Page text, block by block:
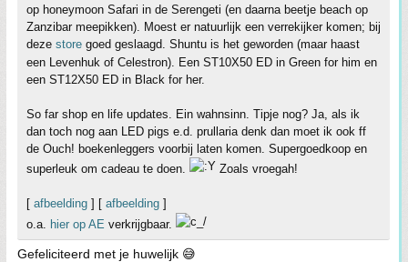
op honeymoon Safari in de Serengeti (en daarna beetje beach op
Zanzibar meepikken). Moest er natuurlijk een verrekijker komen; bij
deze store goed geslaagd. Shuntu is het geworden (maar haast
een Levenhuk of Celestron). Een ST10X50 ED in Green for him en
een ST12X50 ED in Black for her.
So far shop en life updates. Ein wahnsinn. Tipje nog? Ja, als ik
dan toch nog aan LED pigs e.d. prullaria denk dan moet ik ook ff
de Ouch! boekenleggers voorbij laten komen. Supergoedkoop en
superleuk om cadeau te doen.
Zoals vroegah!
[ afbeelding ] [ afbeelding ]
o.a.
hier op AE verkrijgbaar.
Gefeliciteerd met je huwelijk 😅